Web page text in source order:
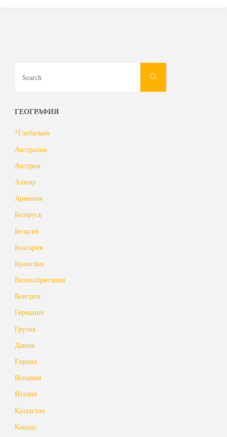
Search
ГЕОГРАФИЯ
*Глобально
Австралия
Австрия
Алжир
Армения
Беларусь
Бельгия
Болгария
Бразилия
Великобритания
Венгрия
Германия
Грузия
Дания
Европа
Испания
Италия
Казахстан
Канада